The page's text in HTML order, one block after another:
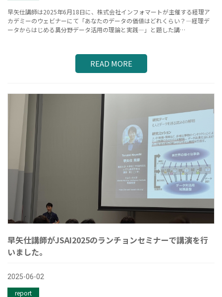
早矢仕講師は2025年6月18日に、株式会社インフォマートが主催する経理ア
カデミーのウェビナーにて「あなたのデータの価値はどれくらい？―経理デ
ータからはじめる異分野データ活用の理論と実践―」と題した講…
READ MORE
早矢仕講師がJSAI2025のランチョンセミナーで講演を行
いました。
2025-06-02
report